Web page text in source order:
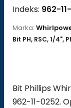
Indeks: 962-
Marka:
Bit PH, RSC, 1/4",
Bit Phillips
962-11-0252.